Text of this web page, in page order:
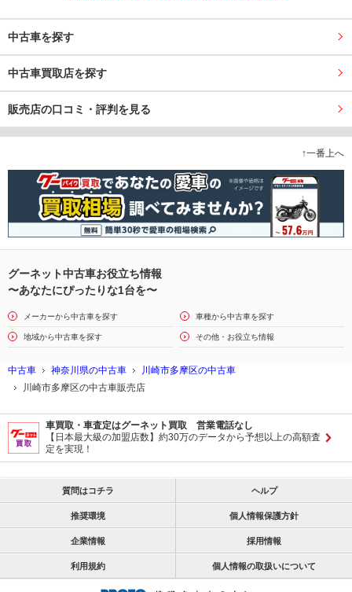
中古車を探す
中古車買取店を探す
販売店の口コミ・評判を見る
↑一番上へ
グーネット中古車お役立ち情報
〜あなたにぴったりな1台を〜
メーカーから中古車を探す 車種から中古車を探す
地域から中古車を探す その他・お役立ち情報
中古車 神奈川県の中古車
川崎市多摩区の中古車
川崎市多摩区の中古車販売店
車買取・車査定はグーネット買取 営業電話なし
【日本最大級の加盟店数】約30万のデータから予想以上の高額査
定を実現！
質問はコチラ ヘルプ
推奨環境 個人情報保護方針
企業情報 採用情報
利用規約 個人情報の取扱いについて